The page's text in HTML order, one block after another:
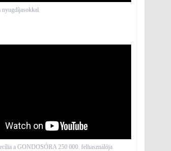
nyugdíjasokkal
a GONDOSÓRA 250 000. felhasználója